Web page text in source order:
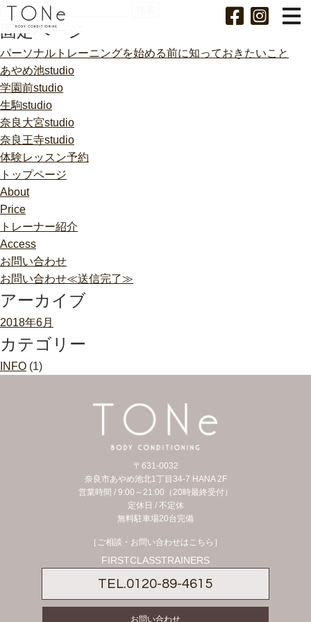
検
固定ページ
パーソナルトレーニングを始める前に知っておきたいこと
あやめ池studio
学園前studio
生駒studio
奈良大宮studio
奈良王寺studio
体験レッスン予約
トップページ
About
Price
トレーナー紹介
Access
お問い合わせ
お問い合わせ≪送信完了≫
アーカイブ
2018年6月
カテゴリー
INFO (1)
〒631-0032
奈良市あやめ池北1丁目34-7 HANA 2F
営業時間 / 9:00～21:00（20時最終受付）
定休日 / 不定休
無料駐車場20台完備
［ご相談・お問い合わせはこちら］
FIRSTCLASSTRAINERS
TEL.0120-89-4615
お問い合わせ